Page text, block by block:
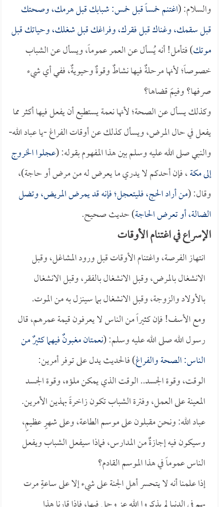
والسلام: (اغتنم خمساً قبل خمس: شبابك قبل هرمك، وصحتك
قبل سقمك، وغناك قبل فقرك، وفراغك قبل شغلك، وحياتك قبل
موتك) فتأمل! أنه يُسأل عن العمر عموماً، ويسأل عن الشباب
خصوصاً؛ لأنها مرحلةٌ فيها نشاطٌ وقوةٌ وحيويةٌ، ففي أي شيء
صرفها؟ وفيمَ قضاها؟
وكذلك يسأل عن الصحة؛ لأنها نعمة يستطيع أن يفعل فيها أكثر مما
يفعل في حال المرض، ويسأل كذلك عن أوقات الفراغ -يا عباد الله-
والنبي صلى الله عليه وسلم بين هذا المفهوم بقوله: (عجلوا الخروج
إلىمكة، فإن أحدكم لا يدري ما يعرض له من مرض أو حاجة)،
وقال: (من أراد الحج، فليتعجل؛ فإنه قد يمرض المريض، وتضل
الضالة، أو تعرض الحاجة) حديث صحيح.
الإسراع في اغتنام الأوقات
انتهاز الفرصة، واغتنام الأوقات قبل ورود المشاغل، وقبل
الانشغال بالمرض، وقبل الانشغال بالفقر، وقبل الانشغال
بالأولاد والزوجة، وقبل الانشغال بما سينزل به من الموت.
ومع الأسف! فإن كثيراً من الناس لا يعرفون قيمة عمرهم، قال
رسول الله صلى الله عليه وسلم: (نعمتان مغبونٌ فيهما كثيرٌ من
الناس: الصحة والفراغ) فالحديث يدل على توفر أمرين:
الوقت، وقوة الجسد.. الوقت الذي يمكن ملؤه، وقوة الجسد
المعينة على العمل، وفترة الشباب تكون زاخرةً بهذين الأمرين.
عباد الله: ونحن مقبلون على موسم الطاعة، وعلى شهرٍ عظيمٍ،
وسيكون فيه إجازةٌ من المدارس، فماذا سيفعل الشباب ويفعل
الناس عموماً في هذا الموسم القادم؟
إذا علمنا أنه لا يتحسر أهل الجنة على شيء إلا على ساعةٍ مرت